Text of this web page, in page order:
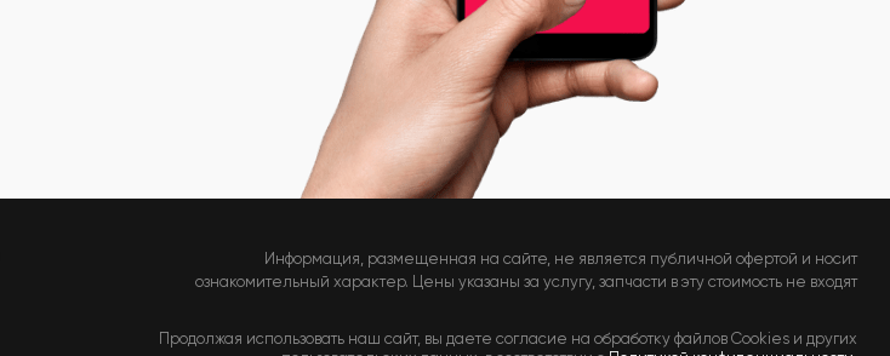
Информация, размещенная на сайте, не является публичной офертой и носит
ознакомительный характер. Цены указаны за услугу, запчасти в эту стоимость не входят
Продолжая использовать наш сайт, вы даете согласие на обработку файлов Cookies и других